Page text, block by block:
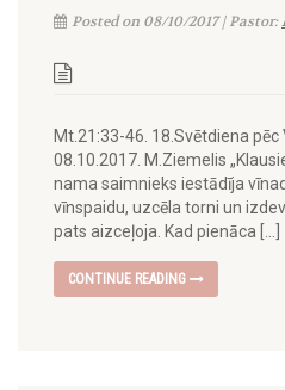
Posted on 08/10/2017 | Pastor:
Mt.21:33-46. 18.Svētdiena
08.10.2017. M.Ziemelis
nama saimnieks iestādīja
vīnspaidu, uzcēla torni un
pats aizceļoja. Kad pienāca […]
CONTINUE READING